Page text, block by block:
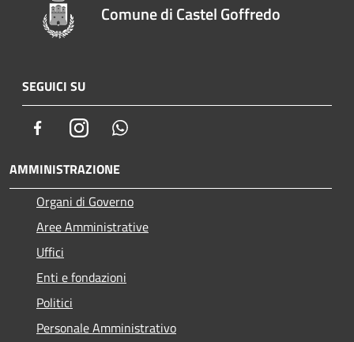
Comune di Castel Goffredo
SEGUICI SU
FacebookInstagram
AMMINISTRAZIONE
Organi di Governo
Aree Amministrative
Uffici
Enti e fondazioni
Politici
Personale Amministrativo